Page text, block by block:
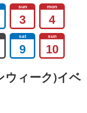
sun
3
mon
4
sat
9
sun
10
ウィーク)イベ